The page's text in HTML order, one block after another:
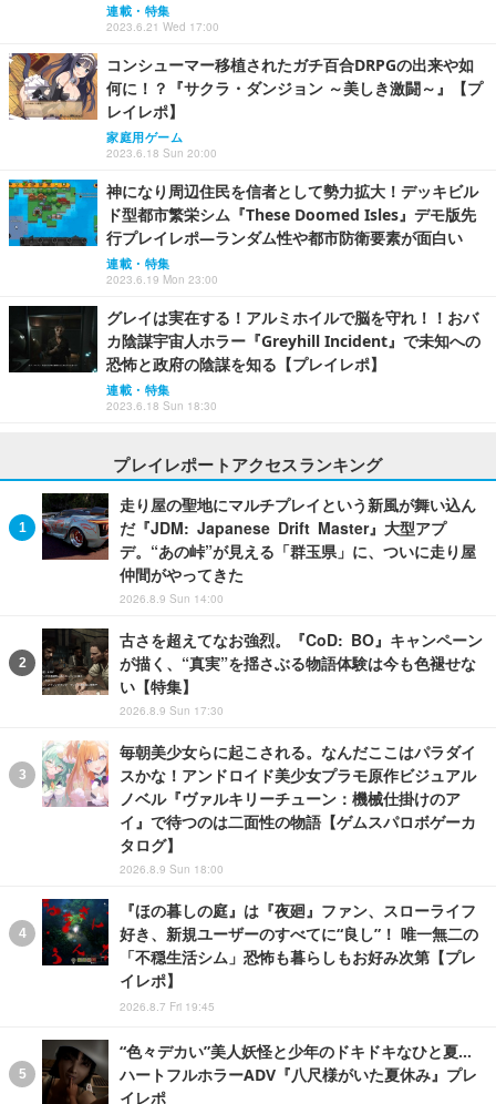
連載・特集
2023.6.21 Wed 17:00
コンシューマー移植されたガチ百合DRPGの出来や如
何に！？『サクラ・ダンジョン ～美しき激闘～』【プ
レイレポ】
家庭用ゲーム
2023.6.18 Sun 20:00
神になり周辺住民を信者として勢力拡大！デッキビル
ド型都市繁栄シム『These Doomed Isles』デモ版先
行プレイレポ―ランダム性や都市防衛要素が面白い
連載・特集
2023.6.19 Mon 23:00
グレイは実在する！アルミホイルで脳を守れ！！おバ
カ陰謀宇宙人ホラー『Greyhill Incident』で未知への
恐怖と政府の陰謀を知る【プレイレポ】
連載・特集
2023.6.18 Sun 18:30
プレイレポートアクセスランキング
走り屋の聖地にマルチプレイという新風が舞い込ん
だ『JDM: Japanese Drift Master』大型アプ
デ。“あの峠”が見える「群玉県」に、ついに走り屋
仲間がやってきた
2026.8.9 Sun 14:00
古さを超えてなお強烈。『CoD: BO』キャンペーン
が描く、“真実”を揺さぶる物語体験は今も色褪せな
い【特集】
2026.8.9 Sun 17:30
毎朝美少女らに起こされる。なんだここはパラダイ
スかな！アンドロイド美少女プラモ原作ビジュアル
ノベル『ヴァルキリーチューン：機械仕掛けのア
イ』で待つのは二面性の物語【ゲムスパロボゲーカ
タログ】
2026.8.9 Sun 18:00
『ほの暮しの庭』は『夜廻』ファン、スローライフ
好き、新規ユーザーのすべてに“良し”！ 唯一無二の
「不穏生活シム」恐怖も暮らしもお好み次第【プレ
イレポ】
2026.8.7 Fri 19:45
“色々デカい”美人妖怪と少年のドキドキなひと夏…
ハートフルホラーADV『八尺様がいた夏休み』プレ
イレポ